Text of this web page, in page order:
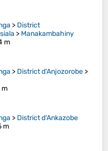
> District
> Manakambahiny
m
> District d'Anjozorobe >
m
> District d'Ankazobe
m